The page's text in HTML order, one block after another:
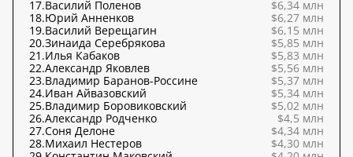
17.Василий Поленов
$6,34 млн
18.Юрий Анненков
$6,27 млн
19.Василий Верещагин
$6,15 млн
20.Зинаида Серебрякова
$5,85 млн
21.Илья Кабаков
$5,83 млн
22.Александр Яковлев
$5,56 млн
23.Владимир Баранов-Россине
$5,37 млн
24.Иван Айвазовский
$5,34 млн
25.Владимир Боровиковский
$5,02 млн
26.Александр Родченко
$4,5 млн
27.Соня Делоне
$4,34 млн
28.Михаил Нестеров
$4,30 млн